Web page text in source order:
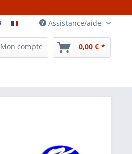
Assistance/aide
Mon compte 0,00 € *